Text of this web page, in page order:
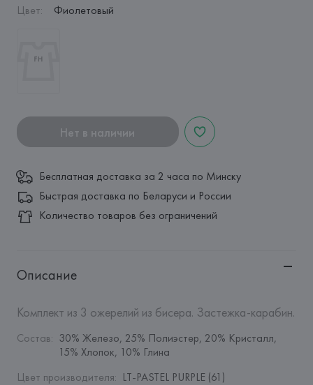
Цвет: Фиолетовый
Нет в наличии
Бесплатная доставка за 2 часа по Минску
Быстрая доставка по Беларуси и России
Количество товаров без ограничений
Описание
Комплект из 3 ожерелий из бисера. Застежка-карабин.
Состав: 30% Железо, 25% Полиэстер, 20% Кристалл,
15% Хлопок, 10% Глина
Цвет производителя: LT-PASTEL PURPLE (61)